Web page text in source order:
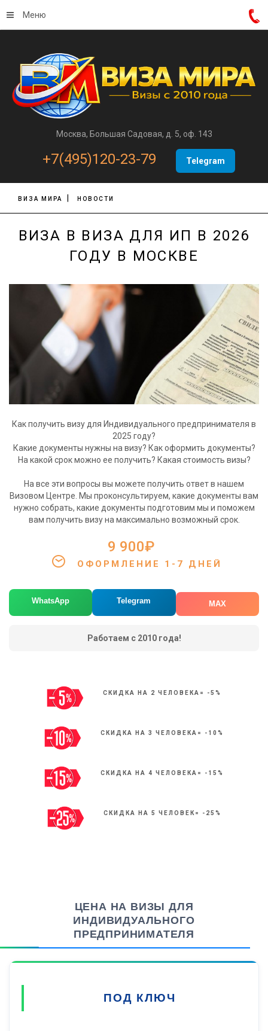
Москва, Большая Садовая, д. 5, оф. 143
+7(495)120-23-79 Telegram
Меню
ВИЗА МИРА НОВОСТИ
ВИЗА В ВИЗА ДЛЯ ИП В 2026
ГОДУ В МОСКВЕ
Как получить визу для Индивидуального предпринимателя в
2025 году?
Какие документы нужны на визу? Как оформить документы?
На какой срок можно ее получить? Какая стоимость визы?
На все эти вопросы вы можете получить ответ в нашем
Визовом Центре. Мы проконсультируем, какие документы вам
нужно собрать, какие документы подготовим мы и поможем
вам получить визу на максимально возможный срок.
9 900₽
ОФОРМЛЕНИЕ 1-7 ДНЕЙ
WhatsApp Telegram MAX
Работаем с 2010 года!
СКИДКА НА 2 ЧЕЛОВЕКА= -5%
СКИДКА НА 3 ЧЕЛОВЕКА= -10%
СКИДКА НА 4 ЧЕЛОВЕКА= -15%
СКИДКА НА 5 ЧЕЛОВЕК= -25%
ЦЕНА НА ВИЗЫ ДЛЯ
ИНДИВИДУАЛЬНОГО
ПРЕДПРИНИМАТЕЛЯ
ПОД КЛЮЧ